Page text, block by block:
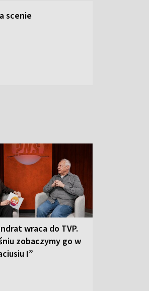
scenie
wraca do TVP.
zobaczymy go w
I”